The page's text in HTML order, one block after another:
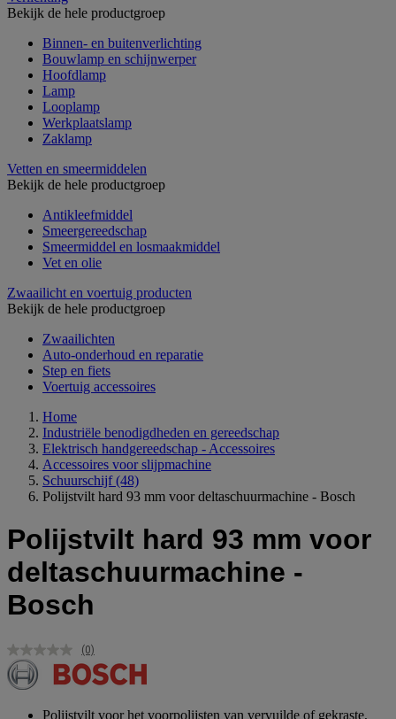
Bekijk de hele productgroep
Binnen- en buitenverlichting
Bouwlamp en schijnwerper
Hoofdlamp
Lamp
Looplamp
Werkplaatslamp
Zaklamp
Vetten en smeermiddelen
Bekijk de hele productgroep
Antikleefmiddel
Smeergereedschap
Smeermiddel en losmaakmiddel
Vet en olie
Zwaailicht en voertuig producten
Bekijk de hele productgroep
Zwaailichten
Auto-onderhoud en reparatie
Step en fiets
Voertuig accessoires
Home
Industriële benodigdheden en gereedschap
Elektrisch handgereedschap - Accessoires
Accessoires voor slijpmachine
Schuurschijf (48)
Polijstvilt hard 93 mm voor deltaschuurmachine - Bosch
Polijstvilt hard 93 mm voor
deltaschuurmachine -
Bosch
Geen
scorewaarde.
Dezelfde
(0)
Polijstvilt voor het voorpolijsten van vervuilde of gekraste,